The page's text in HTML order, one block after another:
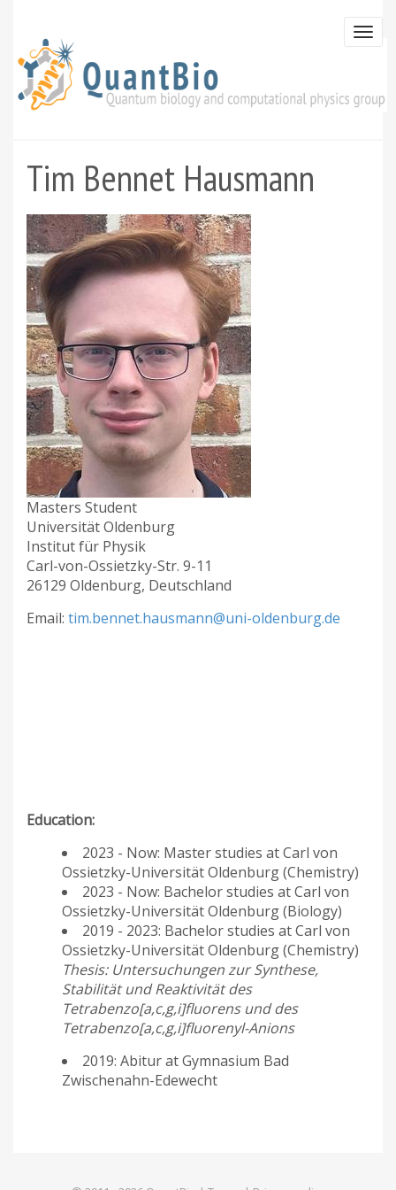
main
content
Tim Bennet Hausmann
Masters Student
Universität Oldenburg
Institut für Physik
Carl-von-Ossietzky-Str. 9-11
26129 Oldenburg, Deutschland
Email: tim.bennet.hausmann@uni-oldenburg.de
Education:
2023 - Now: Master studies at Carl von
Ossietzky-Universität Oldenburg (Chemistry)
2023 - Now: Bachelor studies at Carl von
Ossietzky-Universität Oldenburg (Biology)
2019 - 2023: Bachelor studies at Carl von
Ossietzky-Universität Oldenburg (Chemistry)
Thesis: Untersuchungen zur Synthese,
Stabilität und Reaktivität des
Tetrabenzo[a,c,g,i]fluorens und des
Tetrabenzo[a,c,g,i]fluorenyl-Anions
2019: Abitur at Gymnasium Bad
Zwischenahn-Edewecht